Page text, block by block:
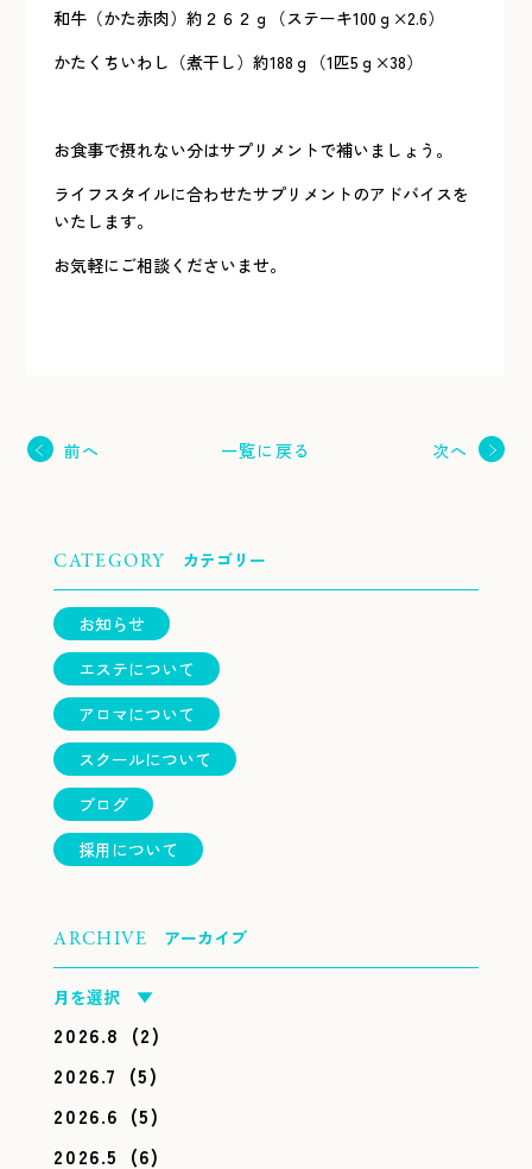
和牛（かた赤肉）約２６２ｇ（ステーキ100ｇ×2.6）
かたくちいわし（煮干し）約188ｇ（1匹5ｇ×38）
お食事で摂れない分はサプリメントで補いましょう。
ライフスタイルに合わせたサプリメントのアドバイスを
いたします。
お気軽にご相談くださいませ。
前へ 一覧に戻る 次へ
CATEGORY カテゴリー
お知らせ
エステについて
アロマについて
スクールについて
ブログ
採用について
ARCHIVE アーカイブ
月を選択 ▼
2026.8 (2)
2026.7 (5)
2026.6 (5)
2026.5 (6)